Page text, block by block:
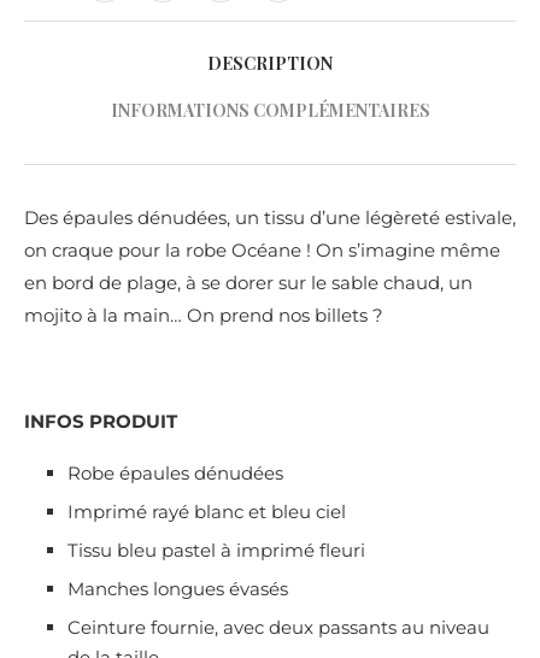
DESCRIPTION
INFORMATIONS COMPLÉMENTAIRES
Des épaules dénudées, un tissu d’une légèreté estivale,
on craque pour la robe Océane ! On s’imagine même
en bord de plage, à se dorer sur le sable chaud, un
mojito à la main… On prend nos billets ?
INFOS PRODUIT
Robe épaules dénudées
Imprimé rayé blanc et bleu ciel
Tissu bleu pastel à imprimé fleuri
Manches longues évasés
Ceinture fournie, avec deux passants au niveau